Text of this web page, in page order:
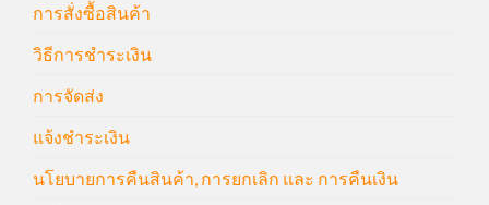
การสั่งซื้อสินค้า
วิธีการชำระเงิน
การจัดส่ง
แจ้งชำระเงิน
นโยบายการคืนสินค้า, การยกเลิก และ การคืนเงิน